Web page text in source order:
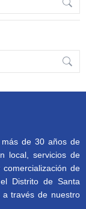
de 30 años de
local, servicios de
de
Distrito de Santa
través de nuestro